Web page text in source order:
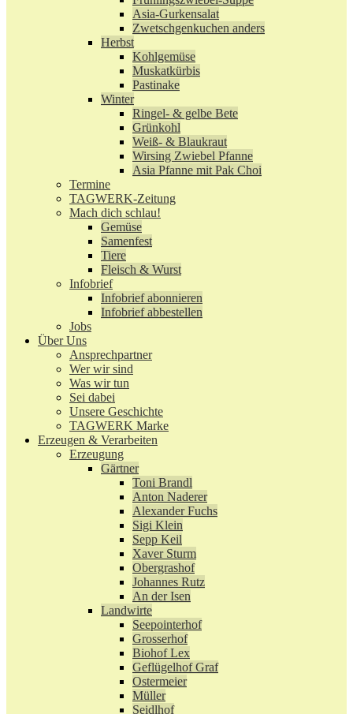
Asia-Gurkensalat
Zwetschgenkuchen anders
Herbst
Kohlgemüse
Muskatkürbis
Pastinake
Winter
Ringel- & gelbe Bete
Grünkohl
Weiß- & Blaukraut
Wirsing Zwiebel Pfanne
Asia Pfanne mit Pak Choi
Termine
TAGWERK-Zeitung
Mach dich schlau!
Gemüse
Samenfest
Tiere
Fleisch & Wurst
Infobrief
Infobrief abonnieren
Infobrief abbestellen
Jobs
Über Uns
Ansprechpartner
Wer wir sind
Was wir tun
Sei dabei
Unsere Geschichte
TAGWERK Marke
Erzeugen & Verarbeiten
Erzeugung
Gärtner
Toni Brandl
Anton Naderer
Alexander Fuchs
Sigi Klein
Sepp Keil
Xaver Sturm
Obergrashof
Johannes Rutz
An der Isen
Landwirte
Seepointerhof
Grosserhof
Biohof Lex
Geflügelhof Graf
Ostermeier
Müller
Seidlhof